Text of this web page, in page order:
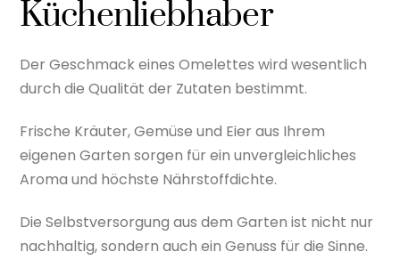
Küchenliebhaber
Der Geschmack eines Omelettes wird wesentlich
durch die Qualität der Zutaten bestimmt.
Frische Kräuter, Gemüse und Eier aus Ihrem
eigenen Garten sorgen für ein unvergleichliches
Aroma und höchste Nährstoffdichte.
Die Selbstversorgung aus dem Garten ist nicht nur
nachhaltig, sondern auch ein Genuss für die Sinne.